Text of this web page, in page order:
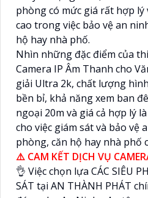
phòng có mức giá rất hợp lý
cao trong việc bảo vệ an
hộ hay nhà phố.
Nhìn những đặc điểm của
Camera IP Âm Thanh cho
giải Ultra 2k, chất lượng
bền bỉ, khả năng xem ban
ngoại 20m và giá cả hợp lý
cho việc giám sát và bảo vệ
phòng, căn hộ hay nhà phố
⚠️ CAM KẾT DỊCH VỤ
👌 Việc chọn lựa CÁC SIÊU
SÁT tại AN THÀNH PHÁT